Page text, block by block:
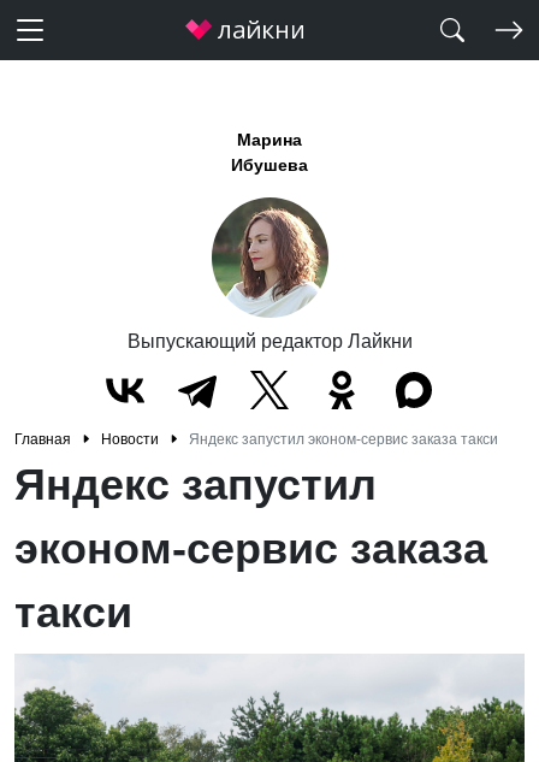
Марина
Ибушева
Выпускающий редактор Лайкни
Главная Новости Яндекс запустил эконом-сервис заказа такси
Яндекс запустил
эконом-сервис заказа
такси